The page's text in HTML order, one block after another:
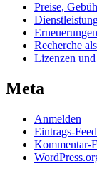
Preise,
Recherche
Lizenzen
Meta
Anmelden
Eintrags-Feed
Kommentar-